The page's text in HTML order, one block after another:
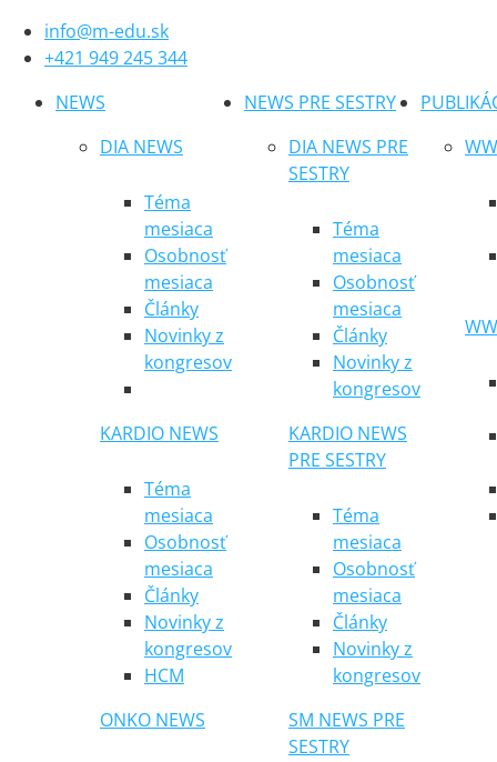
info@m-edu.sk
+421 949 245 344
NEWS
DIA NEWS
Téma
mesiaca
Osobnosť
mesiaca
Články
Novinky z
kongresov
KARDIO NEWS
Téma
mesiaca
Osobnosť
mesiaca
Články
Novinky z
kongresov
HCM
ONKO NEWS
NEWS PRE SESTRY
DIA NEWS PRE
SESTRY
Téma
mesiaca
Osobnosť
mesiaca
Články
Novinky z
kongresov
KARDIO NEWS
PRE SESTRY
Téma
mesiaca
Osobnosť
mesiaca
Články
Novinky z
kongresov
SM NEWS PRE
SESTRY